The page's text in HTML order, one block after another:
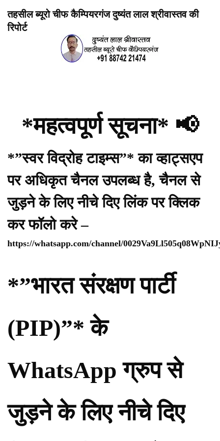
तहसील ब्यूरो चीफ कैम्पियरगंज दुष्यंत लाल श्रीवास्तव की
रिपोर्ट
*महत्वपूर्ण सूचना* 📢
*”स्वर विद्रोह टाइम्स”* का व्हाट्सएप
पर अधिकृत चैनल उपलब्ध है, चैनल से
जुड़ने के लिए नीचे दिए लिंक पर क्लिक
कर फॉलो करे –
https://whatsapp.com/channel/
*”भारत संरक्षण पार्टी
(PIP)”* के
WhatsApp ग्रुप से
जुड़ने के लिए नीचे दिए